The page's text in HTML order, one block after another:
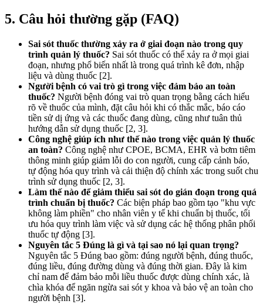
5. Câu hỏi thường gặp (FAQ)
Sai sót thuốc thường xảy ra ở giai đoạn nào trong quy
trình quản lý thuốc? Sai sót thuốc có thể xảy ra ở mọi giai
đoạn, nhưng phổ biến nhất là trong quá trình kê đơn, nhập
liệu và dùng thuốc [2].
Người bệnh có vai trò gì trong việc đảm bảo an toàn
thuốc? Người bệnh đóng vai trò quan trọng bằng cách hiểu
rõ về thuốc của mình, đặt câu hỏi khi có thắc mắc, báo cáo
tiền sử dị ứng và các thuốc đang dùng, cũng như tuân thủ
hướng dẫn sử dụng thuốc [2, 3].
Công nghệ giúp ích như thế nào trong việc quản lý thuốc
an toàn? Công nghệ như CPOE, BCMA, EHR và bơm tiêm
thông minh giúp giảm lỗi do con người, cung cấp cảnh báo,
tự động hóa quy trình và cải thiện độ chính xác trong suốt chu
trình sử dụng thuốc [2, 3].
Làm thế nào để giảm thiểu sai sót do gián đoạn trong quá
trình chuẩn bị thuốc? Các biện pháp bao gồm tạo "khu vực
không làm phiền" cho nhân viên y tế khi chuẩn bị thuốc, tối
ưu hóa quy trình làm việc và sử dụng các hệ thống phân phối
thuốc tự động [3].
Nguyên tắc 5 Đúng là gì và tại sao nó lại quan trọng?
Nguyên tắc 5 Đúng bao gồm: đúng người bệnh, đúng thuốc,
đúng liều, đúng đường dùng và đúng thời gian. Đây là kim
chỉ nam để đảm bảo mỗi liều thuốc được dùng chính xác, là
chìa khóa để ngăn ngừa sai sót y khoa và bảo vệ an toàn cho
người bệnh [3].